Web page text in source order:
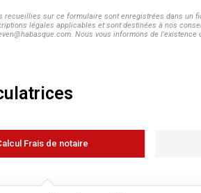
recueillies sur ce formulaire sont enregistrées dans un
légales applicables et sont destinées à nos
Nous vous informons de
Frais de notaire